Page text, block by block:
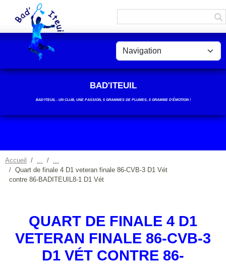
BAD'ITEUIL
BAD’ITEUIL - UN CLUB, UNE PASSION, 5 GRAMMES DE PLUMES, 5 GRAMME D'ÉMOTION !
Accueil
Quart de finale 4 D1 veteran finale 86-CVB-3 D1 Vét
contre 86-BADITEUIL8-1 D1 Vét
QUART DE FINALE 4 D1
VETERAN FINALE 86-CVB-3
D1 VÉT CONTRE 86-
Panneau de gestion des cookies